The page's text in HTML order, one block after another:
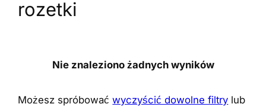
rozetki
Nie znaleziono żadnych wyników
Możesz spróbowaćwyczyścić dowolne filtry lub